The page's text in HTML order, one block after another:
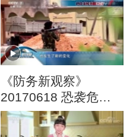
《防务新观察》
20170618 恐袭危机
又起 反恐战该怎么
打？